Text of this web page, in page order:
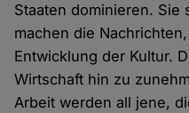
Staaten dominieren. Sie
machen die
Entwicklung der Kultur.
Wirtschaft hin zu
Arbeit werden all jene,